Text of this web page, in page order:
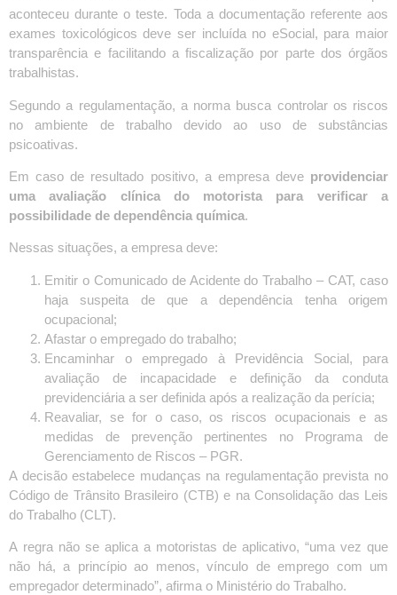
aconteceu durante o teste. Toda a documentação referente aos
exames toxicológicos deve ser incluída no eSocial, para maior
transparência e facilitando a fiscalização por parte dos órgãos
trabalhistas.
Segundo a regulamentação, a norma busca controlar os riscos
no ambiente de trabalho devido ao uso de substâncias
psicoativas.
Em caso de resultado positivo, a empresa deve providenciar
uma avaliação clínica do motorista para verificar a
possibilidade de dependência química.
Nessas situações, a empresa deve:
Emitir o Comunicado de Acidente do Trabalho – CAT, caso
haja suspeita de que a dependência tenha origem
ocupacional;
Afastar o empregado do trabalho;
Encaminhar o empregado à Previdência Social, para
avaliação de incapacidade e definição da conduta
previdenciária a ser definida após a realização da perícia;
Reavaliar, se for o caso, os riscos ocupacionais e as
medidas de prevenção pertinentes no Programa de
Gerenciamento de Riscos – PGR.
A decisão estabelece mudanças na regulamentação prevista no
Código de Trânsito Brasileiro (CTB) e na Consolidação das Leis
do Trabalho (CLT).
A regra não se aplica a motoristas de aplicativo, “uma vez que
não há, a princípio ao menos, vínculo de emprego com um
empregador determinado”, afirma o Ministério do Trabalho.